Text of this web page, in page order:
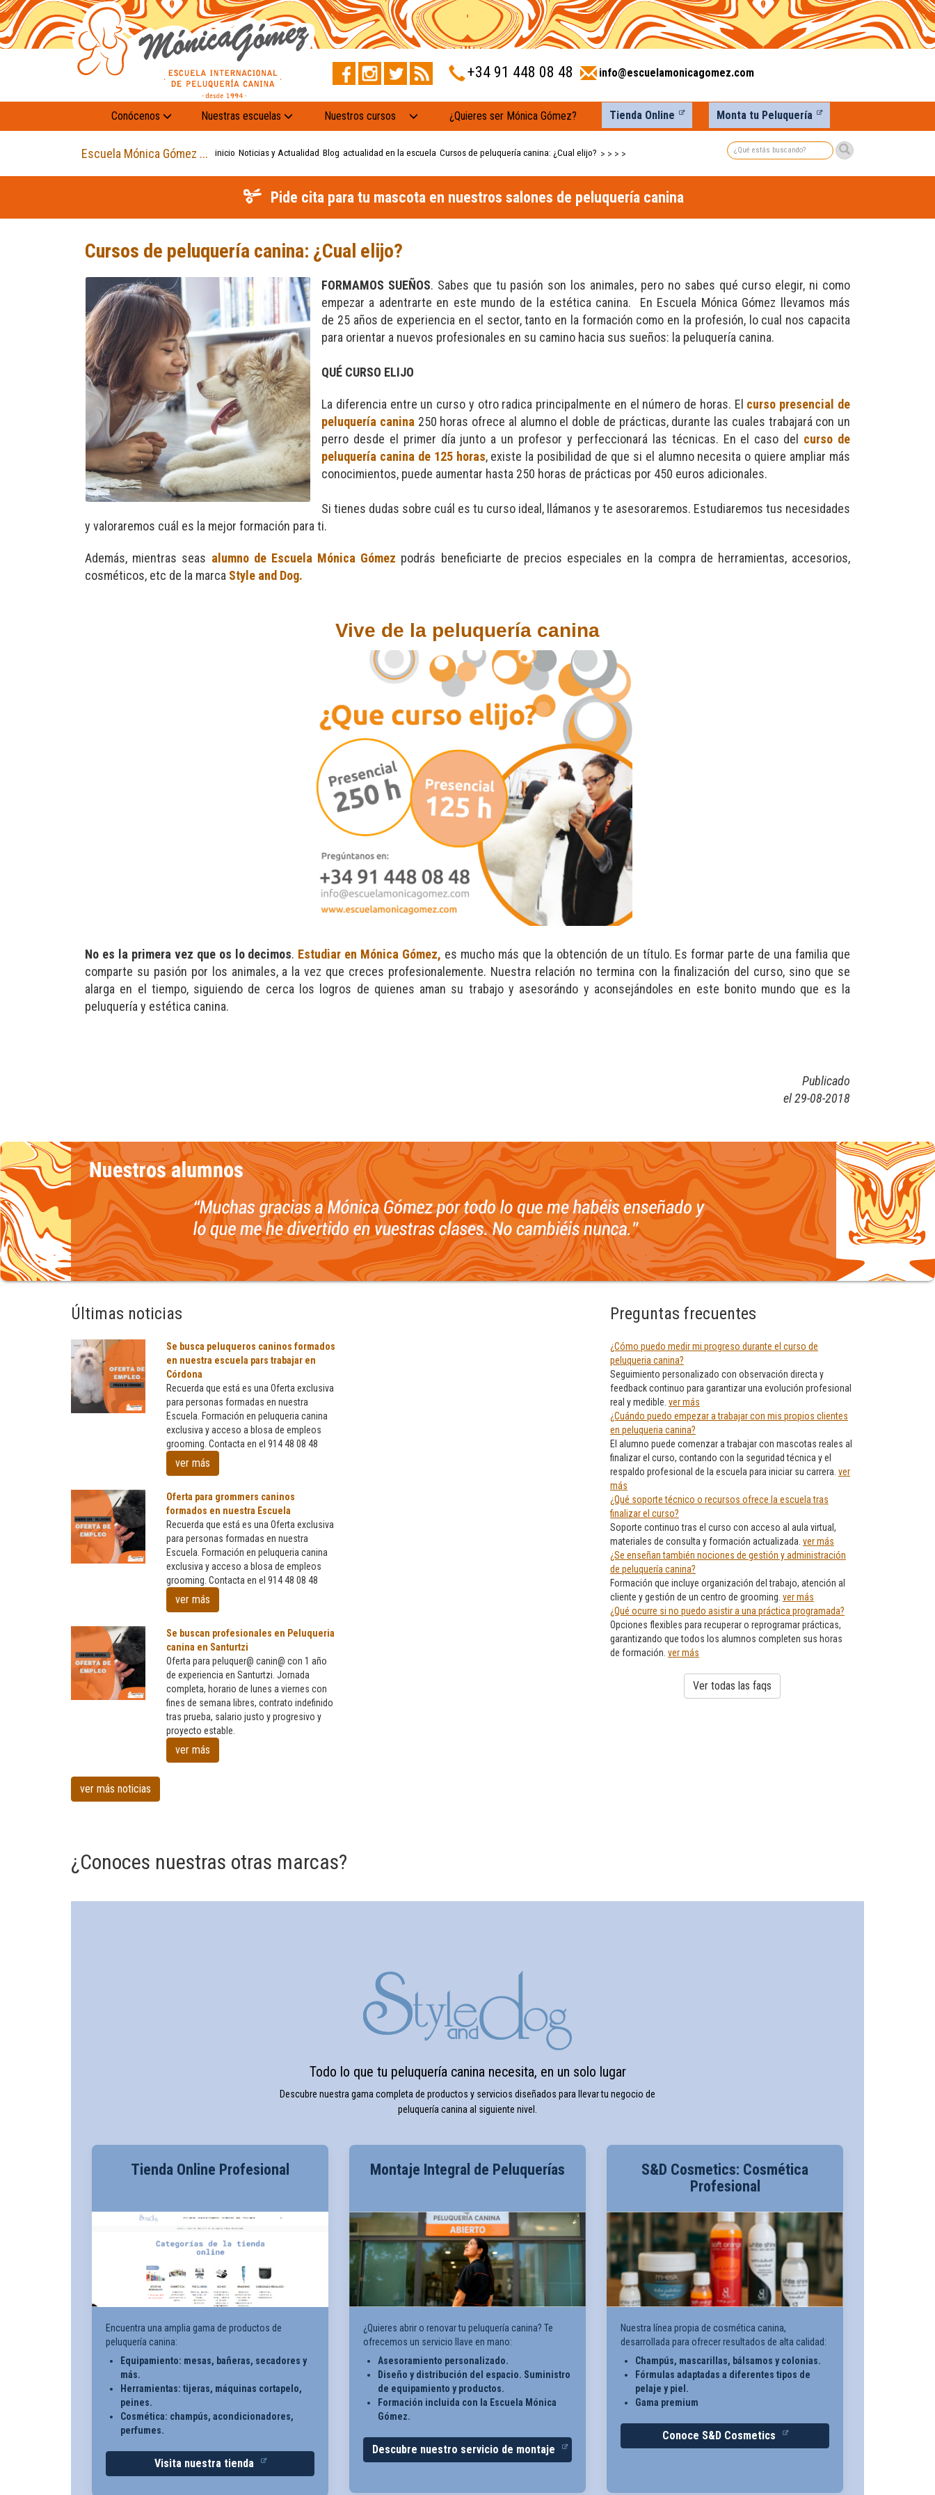
+34 91 448 08 48 info@escuelamonicagomez.com
Conócenos Nuestras escuelas Nuestros cursos ¿Quieres ser Mónica Gómez? Tienda Online Monta tu Peluquería
Escuela Mónica Gómez ... inicio >
Noticias y Actualidad >
Blog >
actualidad en la escuela >
Cursos de peluquería canina: ¿Cual elijo? Buscar
Pide cita para tu mascota en nuestros salones de peluquería canina
Cursos de peluquería canina: ¿Cual elijo?
FORMAMOS SUEÑOS. Sabes que tu pasión son los animales, pero no sabes qué curso elegir, ni como
empezar a adentrarte en este mundo de la estética canina. En Escuela Mónica Gómez llevamos más
de 25 años de experiencia en el sector, tanto en la formación como en la profesión, lo cual nos capacita
para orientar a nuevos profesionales en su camino hacia sus sueños: la peluquería canina.
QUÉ CURSO ELIJO
La diferencia entre un curso y otro radica principalmente en el número de horas. El curso presencial de
peluquería canina 250 horas ofrece al alumno el doble de prácticas, durante las cuales trabajará con un
perro desde el primer día junto a un profesor y perfeccionará las técnicas. En el caso del curso de
peluquería canina de 125 horas, existe la posibilidad de que si el alumno necesita o quiere ampliar más
conocimientos, puede aumentar hasta 250 horas de prácticas por 450 euros adicionales.
Si tienes dudas sobre cuál es tu curso ideal, llámanos y te asesoraremos. Estudiaremos tus necesidades
y valoraremos cuál es la mejor formación para ti.
Además, mientras seas alumno de Escuela Mónica Gómez podrás beneficiarte de precios especiales en la compra de herramientas, accesorios,
cosméticos, etc de la marca Style and Dog.
Vive de la peluquería canina
No es la primera vez que os lo decimos. Estudiar en Mónica Gómez, es mucho más que la obtención de un título. Es formar parte de una familia que
comparte su pasión por los animales, a la vez que creces profesionalemente. Nuestra relación no termina con la finalización del curso, sino que se
alarga en el tiempo, siguiendo de cerca los logros de quienes aman su trabajo y asesorándo y aconsejándoles en este bonito mundo que es la
peluquería y estética canina.
Publicado
el 29-08-2018
Últimas noticias
en
nuestra
escuela
pars
trabajar
Se busca peluqueros caninos formados
en nuestra escuela pars trabajar en
Córdona
Recuerda que está es una Oferta exclusiva
para personas formadas en nuestra
Escuela. Formación en peluqueria canina
exclusiva y acceso a blosa de empleos
grooming. Contacta en el 914 48 08 48
ver más
formados
en
nuestra
Escuela
Oferta para grommers caninos
formados en nuestra Escuela
Recuerda que está es una Oferta exclusiva
para personas formadas en nuestra
Escuela. Formación en peluqueria canina
exclusiva y acceso a blosa de empleos
grooming. Contacta en el 914 48 08 48
ver más
canina
Santurtzi
Se buscan profesionales en Peluqueria
canina en Santurtzi
Oferta para peluquer@ canin@ con 1 año
de experiencia en Santurtzi. Jornada
completa, horario de lunes a viernes con
fines de semana libres, contrato indefinido
tras prueba, salario justo y progresivo y
proyecto estable.
ver más
ver más noticias
Preguntas frecuentes
¿Cómo puedo medir mi progreso durante el curso de
peluqueria canina?
Seguimiento personalizado con observación directa y
feedback continuo para garantizar una evolución profesional
real y medible. ver más
¿Cuándo puedo empezar a trabajar con mis propios clientes
en peluqueria canina?
El alumno puede comenzar a trabajar con mascotas reales al
finalizar el curso, contando con la seguridad técnica y el
respaldo profesional de la escuela para iniciar su carrera. ver
más
¿Qué soporte técnico o recursos ofrece la escuela tras
finalizar el curso?
Soporte continuo tras el curso con acceso al aula virtual,
materiales de consulta y formación actualizada. ver más
¿Se enseñan también nociones de gestión y administración
de peluquería canina?
Formación que incluye organización del trabajo, atención al
cliente y gestión de un centro de grooming. ver más
¿Qué ocurre si no puedo asistir a una práctica programada?
Opciones flexibles para recuperar o reprogramar prácticas,
garantizando que todos los alumnos completen sus horas
de formación. ver más
Ver todas las faqs
¿Conoces nuestras otras marcas?
Todo lo que tu peluquería canina necesita, en un solo lugar
Descubre nuestra gama completa de productos y servicios diseñados para llevar tu negocio de
peluquería canina al siguiente nivel.
Tienda Online Profesional
Encuentra una amplia gama de productos de
peluquería canina:
Equipamiento: mesas, bañeras, secadores y
más.
Herramientas: tijeras, máquinas cortapelo,
peines.
Cosmética: champús, acondicionadores,
perfumes.
Visita nuestra tienda
Montaje Integral de Peluquerías
¿Quieres abrir o renovar tu peluquería canina? Te
ofrecemos un servicio llave en mano:
Asesoramiento personalizado.
Diseño y distribución del espacio. Suministro
de equipamiento y productos.
Formación incluida con la Escuela Mónica
Gómez.
Descubre nuestro servicio de montaje
S&D Cosmetics: Cosmética
Profesional
Nuestra línea propia de cosmética canina,
desarrollada para ofrecer resultados de alta calidad:
Champús, mascarillas, bálsamos y colonias.
Fórmulas adaptadas a diferentes tipos de
pelaje y piel.
Gama premium
Conoce S&D Cosmetics